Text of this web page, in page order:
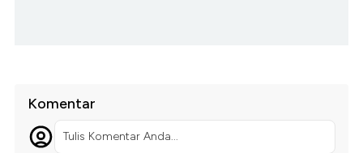
Komentar
Tulis Komentar Anda...